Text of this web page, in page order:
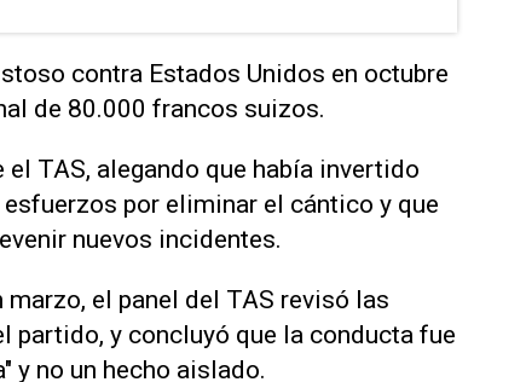
contra ​Estados Unidos en octubre
‌de 80.000 francos suizos.
TAS, alegando que había invertido
por eliminar el cántico y que
nuevos incidentes.
el panel del TAS revisó las
partido, y concluyó que la conducta fue
y no un hecho aislado.